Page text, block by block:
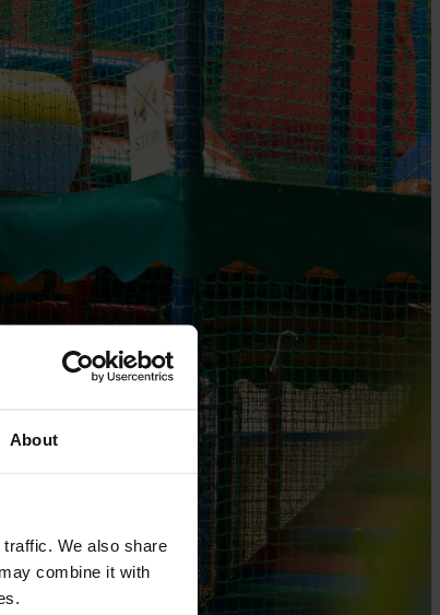
About
We also share
combine it with